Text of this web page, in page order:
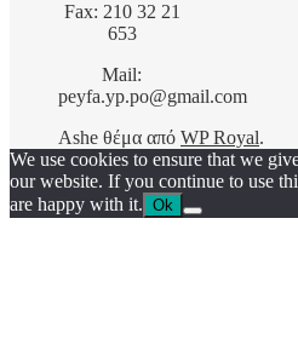
Fax: 210 32 21
653
Mail:
peyfa.yp.po@gmail.com
Ashe θέμα από WP Royal.
We use cookies to ensure that we
our website. If you continue to use
are happy with it. Ok